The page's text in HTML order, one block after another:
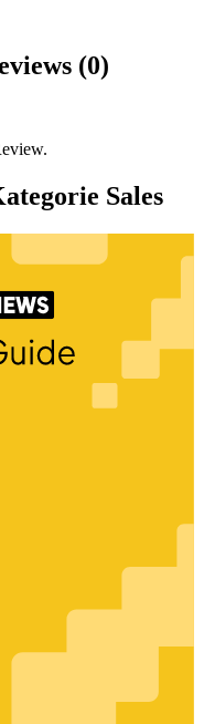
(0)
Sales